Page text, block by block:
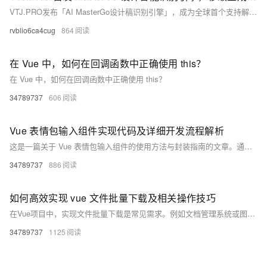
VTJ.PRO发布「AI MasterGo设计稿识别引擎」，成为全球首个支持解析MasterGo原生JSON文件并自动生成Vue组件的AI工具。通过双引擎架构，实现设计到代码全流程自动化，效率提升300%，助力企业降本增效，引领“设计即生产”新时代。
rvblio6ca4cug 864
在 Vue 中，如何在回调函数中正确使用 this？
在 Vue 中，如何在回调函数中正确使用 this？
34789737 606
Vue 表情包输入组件实现代码及详细开发流程解析
这是一篇关于 Vue 表情包输入组件的使用方法与封装指南的文章。通过安装依赖、全局注册和局部使用，可以快速集成表情包功能到 Vue 项目中。文章还详细介绍了组件的封装实现、高级配置（如自定义表情列表、主题定制、动画效果和懒加载）以及完整集成示例。开发者可根据需求扩展功能，例如 GIF 搜索或自定义表情上传，提升用户体验。资源链接提供进一步学习材料。
34789737 886
如何高效实现 vue 文件批量下载及相关操作技巧
在Vue项目中，实现文件批量下载是常见需求。例如文档管理系统或图片库应用中，用户可能需要一次性下载多个文件。本文介绍了三种技术方案：1) 使用`file-saver`和`jszip`插件在前端打包文件为ZIP并下载；2) 借助后端接口完成文件压缩与传输；3) 使用`StreamSaver`解决大文件下载问题。同时，通过在线教育平台的实例详细说明了前后端的具体实现步骤，帮助开发者根据项目需求选择合适方案。
34789737 1125